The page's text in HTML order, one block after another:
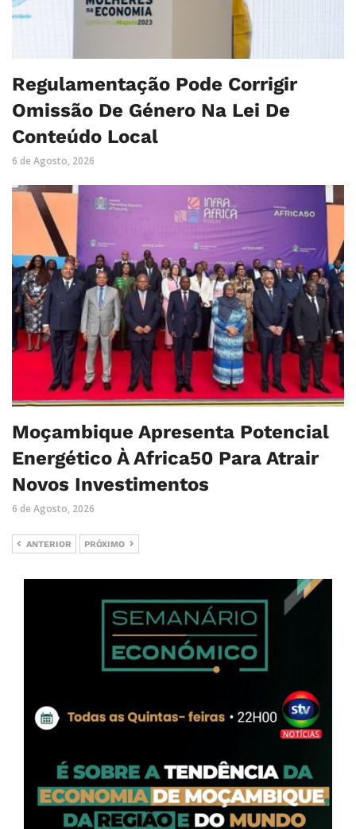
Regulamentação Pode Corrigir
Omissão De Género Na Lei De
Conteúdo Local
6 de Agosto, 2026
Moçambique Apresenta Potencial
Energético À Africa50 Para Atrair
Novos Investimentos
6 de Agosto, 2026
ANTERIOR PRÓXIMO